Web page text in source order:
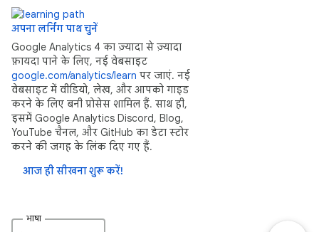
अपना लर्निंग पाथ चुनें
Google Analytics 4 का ज़्यादा से ज़्यादा
फ़ायदा पाने के लिए, नई वेबसाइट
google.com/analytics/learn पर जाएं. नई
वेबसाइट में वीडियो, लेख, और आपको गाइड
करने के लिए बनी प्रोसेस शामिल हैं. साथ ही,
इसमें Google Analytics Discord, Blog,
YouTube चैनल, और GitHub का डेटा स्टोर
करने की जगह के लिंक दिए गए हैं.
आज ही सीखना शुरू करें!
भाषा